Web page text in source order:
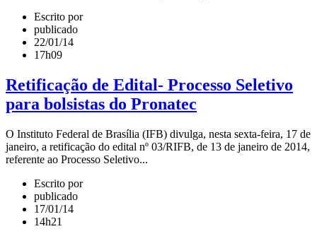
Escrito por
publicado
22/01/14
17h09
Retificação de Edital- Processo Seletivo
para bolsistas do Pronatec
O Instituto Federal de Brasília (IFB) divulga, nesta sexta-feira, 17 de
janeiro, a retificação do edital nº 03/RIFB, de 13 de janeiro de 2014,
referente ao Processo Seletivo...
Escrito por
publicado
17/01/14
14h21